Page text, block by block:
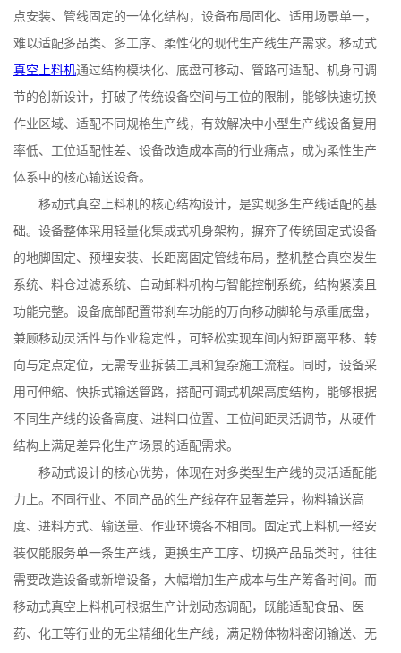
点安装、管线固定的一体化结构，设备布局固化、适用场景单一，
难以适配多品类、多工序、柔性化的现代生产线生产需求。移动式
真空上料机通过结构模块化、底盘可移动、管路可适配、机身可调
节的创新设计，打破了传统设备空间与工位的限制，能够快速切换
作业区域、适配不同规格生产线，有效解决中小型生产线设备复用
率低、工位适配性差、设备改造成本高的行业痛点，成为柔性生产
体系中的核心输送设备。
移动式真空上料机的核心结构设计，是实现多生产线适配的基
础。设备整体采用轻量化集成式机身架构，摒弃了传统固定式设备
的地脚固定、预埋安装、长距离固定管线布局，整机整合真空发生
系统、料仓过滤系统、自动卸料机构与智能控制系统，结构紧凑且
功能完整。设备底部配置带刹车功能的万向移动脚轮与承重底盘，
兼顾移动灵活性与作业稳定性，可轻松实现车间内短距离平移、转
向与定点定位，无需专业拆装工具和复杂施工流程。同时，设备采
用可伸缩、快拆式输送管路，搭配可调式机架高度结构，能够根据
不同生产线的设备高度、进料口位置、工位间距灵活调节，从硬件
结构上满足差异化生产场景的适配需求。
移动式设计的核心优势，体现在对多类型生产线的灵活适配能
力上。不同行业、不同产品的生产线存在显著差异，物料输送高
度、进料方式、输送量、作业环境各不相同。固定式上料机一经安
装仅能服务单一条生产线，更换生产工序、切换产品品类时，往往
需要改造设备或新增设备，大幅增加生产成本与生产筹备时间。而
移动式真空上料机可根据生产计划动态调配，既能适配食品、医
药、化工等行业的无尘精细化生产线，满足粉体物料密闭输送、无